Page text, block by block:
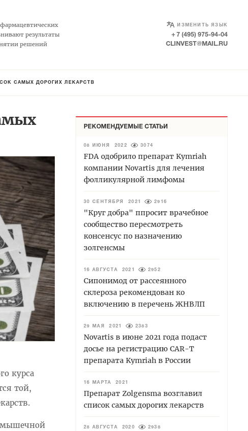
результаты
решений
ИЗМЕНИТЬ ЯЗЫК
SELECT LANGUAGE
+ 7 (495) 975-94-04
CLINVEST@MAIL.RU
САМЫХ ДОРОГИХ ЛЕКАРСТВ
курса
той,
мышечной
РЕКОМЕНДУЕМЫЕ СТАТЬИ
08 ИЮНЯ 2022 3074
FDA одобрило препарат Kymriah
компании Novartis для лечения
фолликулярной лимфомы
30 СЕНТЯБРЯ 2021 2916
"Круг добра" ппросит врачебное
сообщество пересмотреть
консенсус по назначению
золгенсмы
16 АВГУСТА 2021 2952
Сипонимод от рассеянного
склероза рекомендован ко
включению в перечень ЖНВЛП
29 МАЯ 2021 2383
Novartis в июне 2021 года подаст
досье на регистрацию CAR-T
препарата Kymriah в России
16 МАРТА 2021
Препарат Zolgensma возглавил
список самых дорогих лекарств
28 АВГУСТА 2020 2938